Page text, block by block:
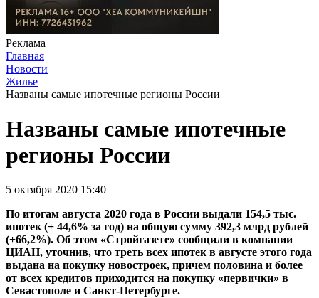
Реклама
Главная
Новости
Жилье
Названы самые ипотечные регионы России
Названы самые ипотечные
регионы России
5 октября 2020 15:40
По итогам августа 2020 года в России выдали 154,5 тыс.
ипотек (+ 44,6% за год) на общую сумму 392,3 млрд рублей
(+66,2%). Об этом «Стройгазете» сообщили в компании
ЦИАН, уточнив, что треть всех ипотек в августе этого года
выдана на покупку новостроек, причем половина и более
от всех кредитов приходится на покупку «первички» в
Севастополе и Санкт-Петербурге.